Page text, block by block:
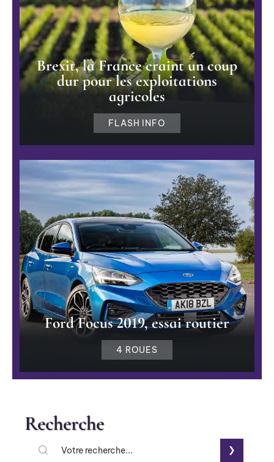
Brexit, la France craint un coup
dur pour les exploitations
agricoles
FLASH INFO
Ford Focus 2019, essai routier
4 ROUES
Recherche